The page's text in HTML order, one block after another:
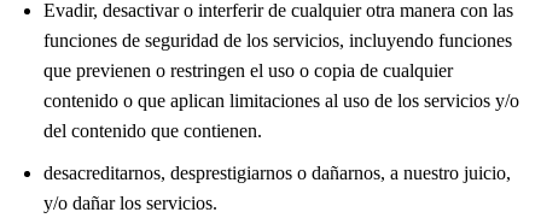
Evadir, desactivar o interferir de cualquier otra manera con las
funciones de seguridad de los servicios, incluyendo funciones
que previenen o restringen el uso o copia de cualquier
contenido o que aplican limitaciones al uso de los servicios y/o
del contenido que contienen.
desacreditarnos, desprestigiarnos o dañarnos, a nuestro juicio,
y/o dañar los servicios.